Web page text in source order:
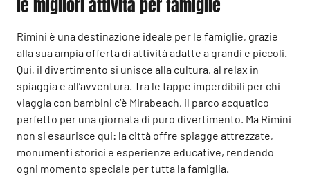
le migliori attività per famiglie
Rimini è una destinazione ideale per le famiglie, grazie
alla sua ampia offerta di attività adatte a grandi e piccoli.
Qui, il divertimento si unisce alla cultura, al relax in
spiaggia e all’avventura. Tra le tappe imperdibili per chi
viaggia con bambini c’è Mirabeach, il parco acquatico
perfetto per una giornata di puro divertimento. Ma Rimini
non si esaurisce qui: la città offre spiagge attrezzate,
monumenti storici e esperienze educative, rendendo
ogni momento speciale per tutta la famiglia.